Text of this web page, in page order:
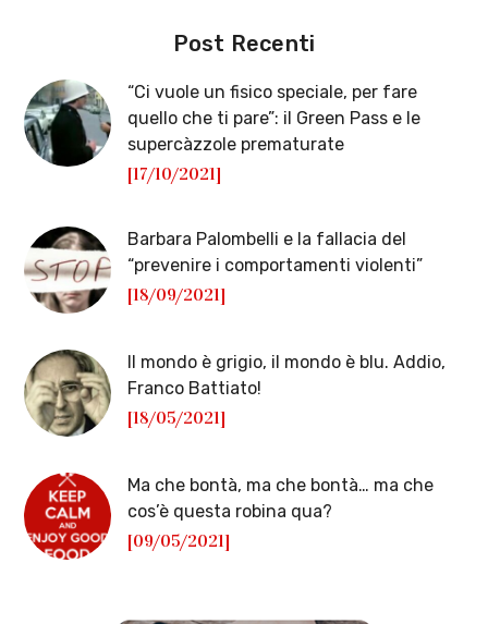
Post Recenti
“Ci vuole un fisico speciale, per fare
quello che ti pare”: il Green Pass e le
supercàzzole prematurate
[17/10/2021]
Barbara Palombelli e la fallacia del
“prevenire i comportamenti violenti”
[18/09/2021]
Il mondo è grigio, il mondo è blu. Addio,
Franco Battiato!
[18/05/2021]
Ma che bontà, ma che bontà… ma che
cos’è questa robina qua?
[09/05/2021]